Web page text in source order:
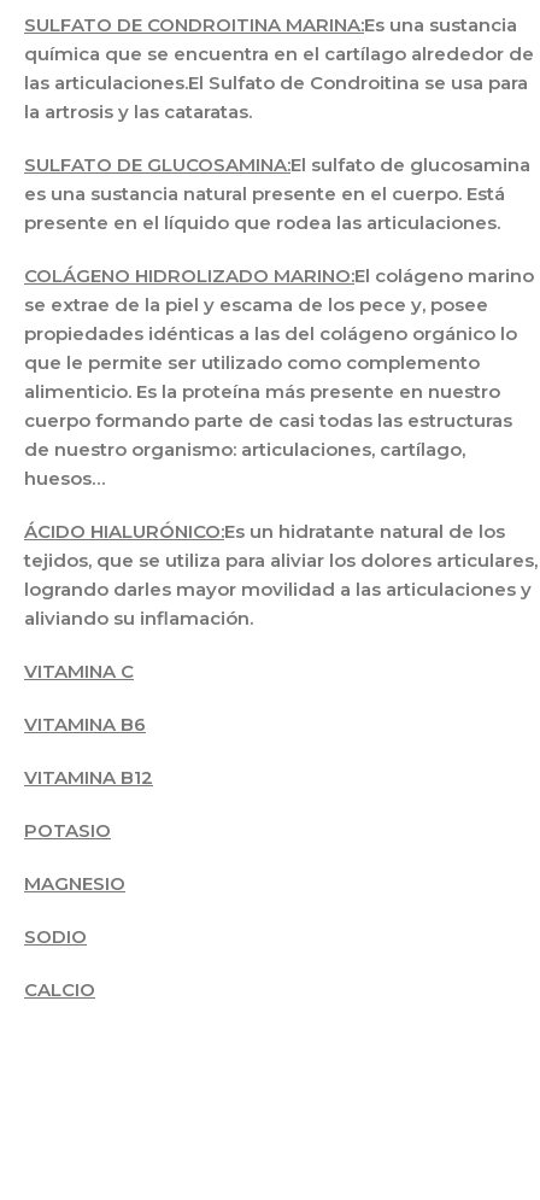
SULFATO DE CONDROITINA MARINA:Es una sustancia
química que se encuentra en el cartílago alrededor de
las articulaciones.El Sulfato de Condroitina se usa para
la artrosis y las cataratas.
SULFATO DE GLUCOSAMINA:El sulfato de glucosamina
es una sustancia natural presente en el cuerpo. Está
presente en el líquido que rodea las articulaciones.
COLÁGENO HIDROLIZADO MARINO:El colágeno marino
se extrae de la piel y escama de los pece y, posee
propiedades idénticas a las del colágeno orgánico lo
que le permite ser utilizado como complemento
alimenticio. Es la proteína más presente en nuestro
cuerpo formando parte de casi todas las estructuras
de nuestro organismo: articulaciones, cartílago,
huesos…
ÁCIDO HIALURÓNICO:Es un hidratante natural de los
tejidos, que se utiliza para aliviar los dolores articulares,
logrando darles mayor movilidad a las articulaciones y
aliviando su inflamación.
VITAMINA C
VITAMINA B6
VITAMINA B12
POTASIO
MAGNESIO
SODIO
CALCIO